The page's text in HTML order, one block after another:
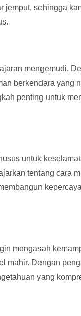
jemput, sehingga
mengemudi.
berkendara yang
penting untuk
untuk
tentang cara
mengasah
mahir. Dengan
yang